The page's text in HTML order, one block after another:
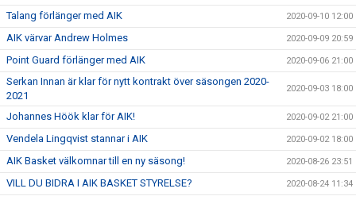
Talang förlänger med AIK 2020-09-10 12:00
AIK värvar Andrew Holmes 2020-09-09 20:59
Point Guard förlänger med AIK 2020-09-06 21:00
Serkan Innan är klar för nytt kontrakt över säsongen 2020-
2021
2020-09-03 18:00
Johannes Höök klar för AIK! 2020-09-02 21:00
Vendela Lingqvist stannar i AIK 2020-09-02 18:00
AIK Basket välkomnar till en ny säsong! 2020-08-26 23:51
VILL DU BIDRA I AIK BASKET STYRELSE? 2020-08-24 11:34